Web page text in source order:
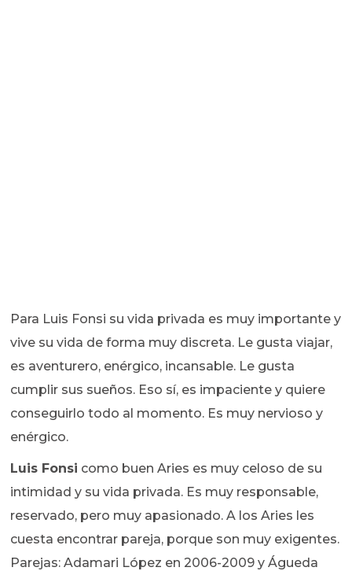
Para Luis Fonsi su vida privada es muy importante y
vive su vida de forma muy discreta. Le gusta viajar,
es aventurero, enérgico, incansable. Le gusta
cumplir sus sueños. Eso sí, es impaciente y quiere
conseguirlo todo al momento. Es muy nervioso y
enérgico.
Luis Fonsi como buen Aries es muy celoso de su
intimidad y su vida privada. Es muy responsable,
reservado, pero muy apasionado. A los Aries les
cuesta encontrar pareja, porque son muy exigentes.
Parejas: Adamari López en 2006-2009 y Águeda